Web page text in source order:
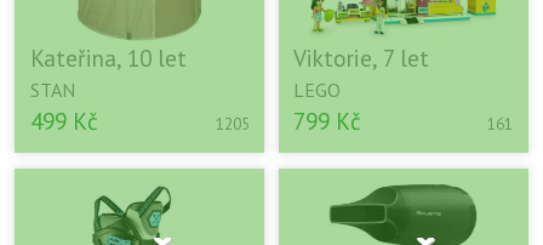
Kateřina, 10 let
STAN
499 Kč 1205
Viktorie, 7 let
LEGO
799 Kč 161